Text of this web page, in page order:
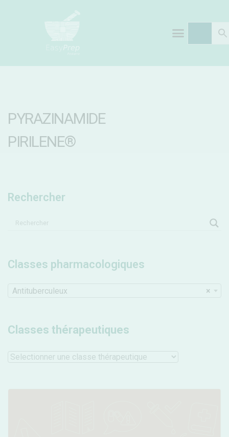
PYRAZINAMIDE
PIRILENE®
Rechercher
Classes pharmacologiques
×
Antituberculeux
Classes thérapeutiques